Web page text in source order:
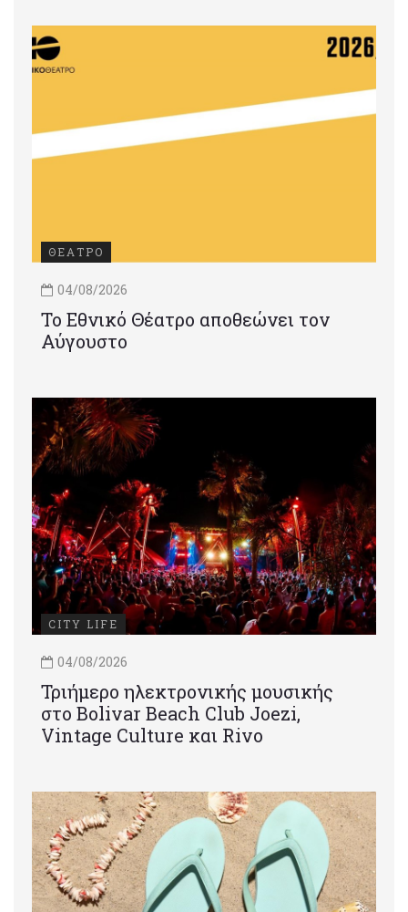
ΘΕΑΤΡΟ
04/08/2026
Το Εθνικό Θέατρο αποθεώνει τον
Αύγουστο
CITY LIFE
04/08/2026
Τριήμερο ηλεκτρονικής μουσικής
στο Bolivar Beach Club Joezi,
Vintage Culture και Rivo